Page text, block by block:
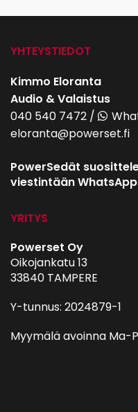
YHTEYSTIEDOT
Kimmo Eloranta
Audio & Valaistus
040 540 7472 /
eloranta@powerset.fi
PowerSedät
viestintään
YRITYS
Powerset Oy
Oikojankatu 13
33840 TAMPERE
Y-tunnus: 2024879-1
Myymälä avoinna Ma-